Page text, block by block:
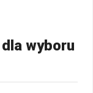
wyboru